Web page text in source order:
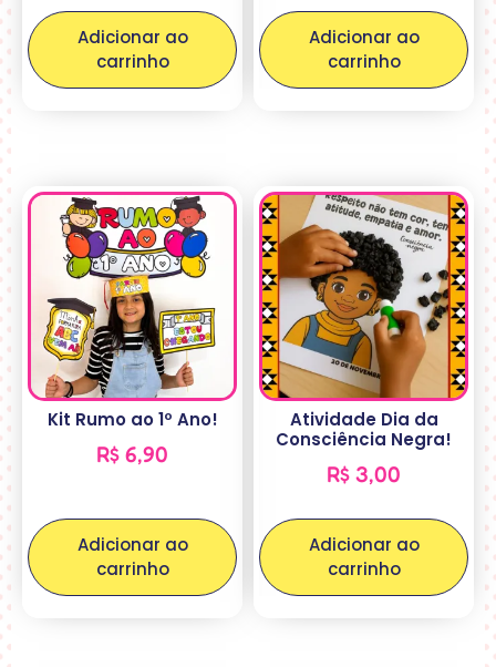
Adicionar ao
carrinho
Adicionar ao
carrinho
Kit Rumo ao 1º Ano!
R$ 6,90
Adicionar ao
carrinho
Atividade Dia da
Consciência Negra!
R$ 3,00
Adicionar ao
carrinho